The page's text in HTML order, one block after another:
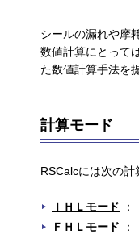
シールの漏れや摩
数値計算にとって
た数値計算手法を
計算モード
RSCalcには次の
ＩＨＬモード
ＦＨＬモード